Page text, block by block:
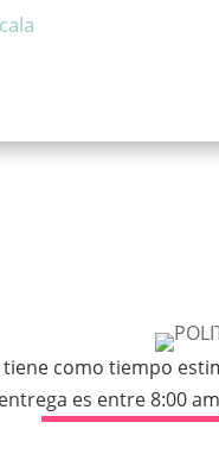
tiene como tiempo
entrega es entre 8:00